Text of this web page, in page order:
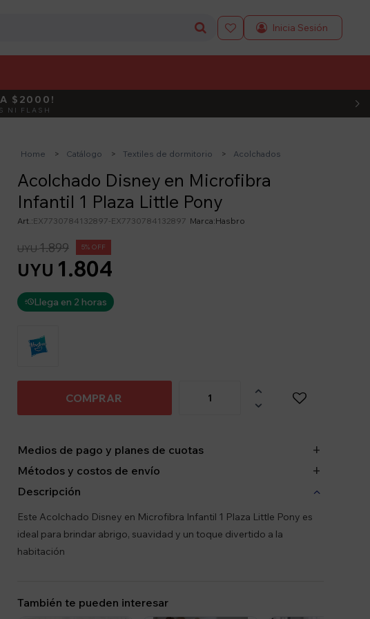

ACTIVÁ EL CÓDIGO
A $2000!
NI FLASH
Home Catálogo Textiles de dormitorio Acolchados
Acolchado Disney en Microfibra
Infantil 1 Plaza Little Pony
EX7730784132897-EX7730784132897 Hasbro
UYU 1.804
UYU1.899 5
Llega en 2 horas
COMPRAR


Medios de pago y planes de cuotas
Métodos y costos de envío
Descripción
Este Acolchado Disney en Microfibra Infantil 1 Plaza Little Pony es
ideal para brindar abrigo, suavidad y un toque divertido a la
habitación
También te pueden interesar